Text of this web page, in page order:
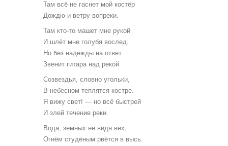
Там всё не гаснет мой костёр
Дождю и ветру вопреки.
Там кто-то машет мне рукой
И шлёт мне голубя вослед.
Но без надежды на ответ
Звенит гитара над рекой.
Созвездья, словно угольки,
В небесном теплятся костре.
Я вижу свет! — но всё быстрей
И злей течение реки.
Вода, земных не видя вех,
Огнём студёным рвётся в высь.